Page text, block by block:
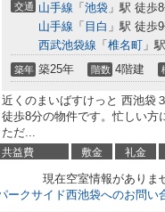
交通 山手線 「 池袋 」駅 徒歩
山手線 「 目白 」駅 徒歩
西武池袋線 「 椎名町 」
築年 築25年 階数 4階建
近くのまいばすけっと 西池袋
徒歩8分の物件です。忙しい方
ただ...
益費 敷金 礼金
現在空室情報がありま
ークサイド西池袋へのお問い